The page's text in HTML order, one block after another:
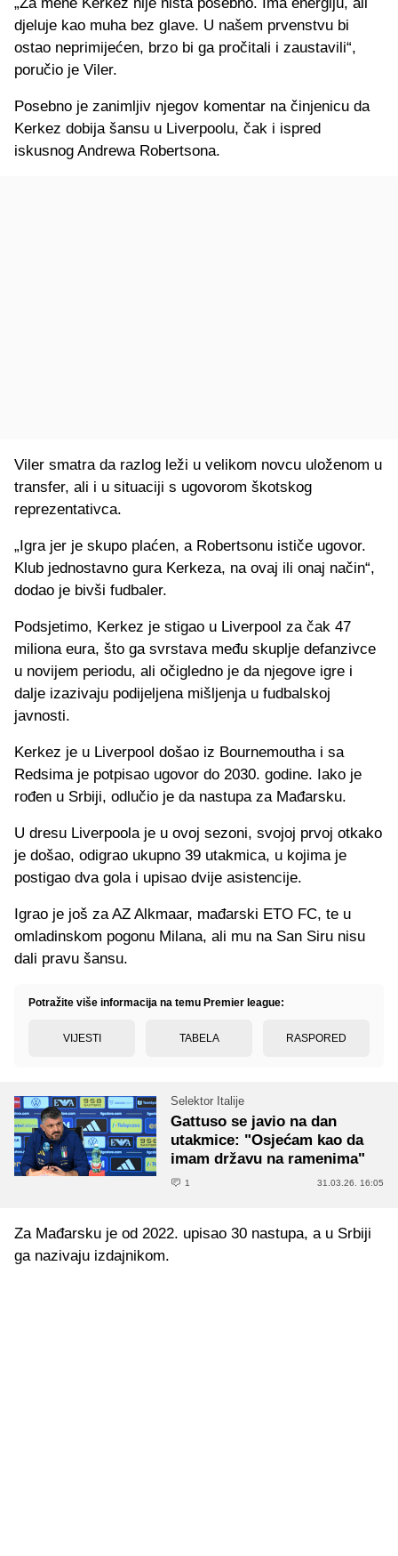
djeluje kao muha bez glave. U našem prvenstvu bi
ostao neprimijećen, brzo bi ga pročitali i zaustavili“,
poručio je Viler.
Posebno je zanimljiv njegov komentar na činjenicu da
Kerkez dobija šansu u Liverpoolu, čak i ispred
iskusnog Andrewa Robertsona.
Viler smatra da razlog leži u velikom novcu uloženom u
transfer, ali i u situaciji s ugovorom škotskog
reprezentativca.
„Igra jer je skupo plaćen, a Robertsonu ističe ugovor.
Klub jednostavno gura Kerkeza, na ovaj ili onaj način“,
dodao je bivši fudbaler.
Podsjetimo, Kerkez je stigao u Liverpool za čak 47
miliona eura, što ga svrstava među skuplje defanzivce
u novijem periodu, ali očigledno je da njegove igre i
dalje izazivaju podijeljena mišljenja u fudbalskoj
javnosti.
Kerkez je u Liverpool došao iz Bournemoutha i sa
Redsima je potpisao ugovor do 2030. godine. Iako je
rođen u Srbiji, odlučio je da nastupa za Mađarsku.
U dresu Liverpoola je u ovoj sezoni, svojoj prvoj otkako
je došao, odigrao ukupno 39 utakmica, u kojima je
postigao dva gola i upisao dvije asistencije.
Igrao je još za AZ Alkmaar, mađarski ETO FC, te u
omladinskom pogonu Milana, ali mu na San Siru nisu
dali pravu šansu.
Potražite više informacija na temu Premier league:
VIJESTI TABELA RASPORED
Selektor Italije
Gattuso se javio na dan
utakmice: "Osjećam kao da
imam državu na ramenima"
1 31.03.26. 16:05
Za Mađarsku je od 2022. upisao 30 nastupa, a u Srbiji
ga nazivaju izdajnikom.